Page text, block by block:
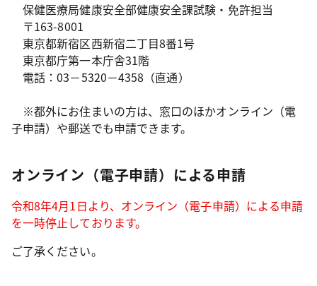
保健医療局健康安全部健康安全課試験・免許担当
〒163-8001
東京都新宿区西新宿二丁目8番1号
東京都庁第一本庁舎31階
電話：03－5320－4358（直通）
※都外にお住まいの方は、窓口のほかオンライン（電
子申請）や郵送でも申請できます。
オンライン（電子申請）による申請
令和8年4月1日より、オンライン（電子申請）による申請
を一時停止しております。
ご了承ください。